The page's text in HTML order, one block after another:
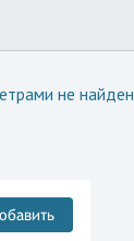
не найден